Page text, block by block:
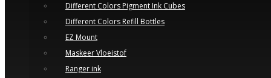
Different Colors Pigment Ink Cubes
Different Colors Refill Bottles
EZ Mount
Maskeer Vloeistof
Ranger ink